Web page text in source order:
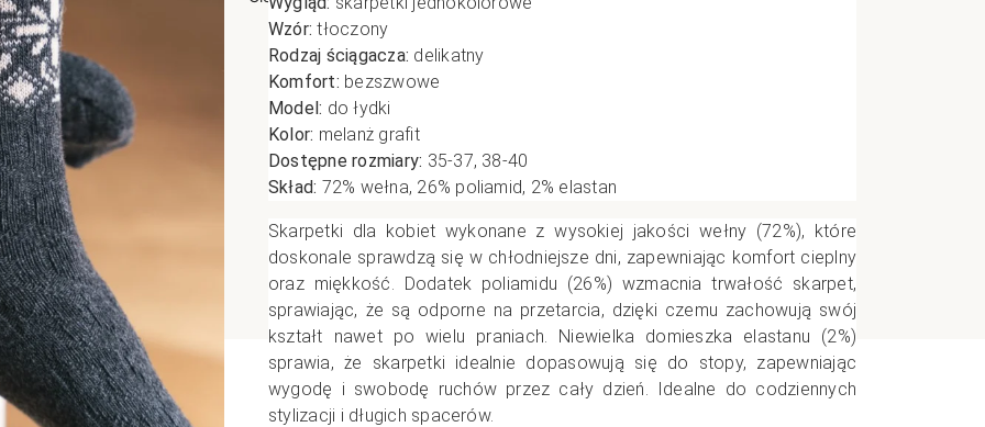
OPAKOWANIA
XL
Antypoślizgowe
Do spania
Rozmiar XL
GETRY
Wzór: tłoczony
Rodzaj ściągacza: delikatny
Komfort: bezszwowe
Model: do łydki
Kolor: melanż grafit
Dostępne rozmiary: 35-37, 38-40
Skład: 72% wełna, 26% poliamid, 2% elastan
Skarpetki dla kobiet wykonane z wysokiej jakości wełny (72%), które
doskonale sprawdzą się w chłodniejsze dni, zapewniając komfort cieplny
oraz miękkość. Dodatek poliamidu (26%) wzmacnia trwałość skarpet,
sprawiając, że są odporne na przetarcia, dzięki czemu zachowują swój
kształt nawet po wielu praniach. Niewielka domieszka elastanu (2%)
sprawia, że skarpetki idealnie dopasowują się do stopy, zapewniając
wygodę i swobodę ruchów przez cały dzień. Idealne do codziennych
stylizacji i długich spacerów.